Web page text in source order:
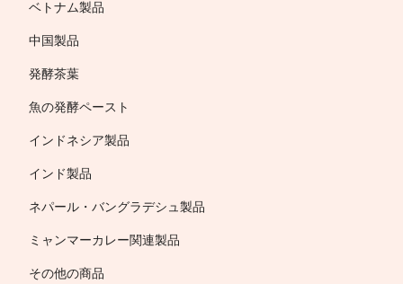
ベトナム製品
中国製品
発酵茶葉
魚の発酵ペースト
インドネシア製品
インド製品
ネパール・バングラデシュ製品
ミャンマーカレー関連製品
その他の商品